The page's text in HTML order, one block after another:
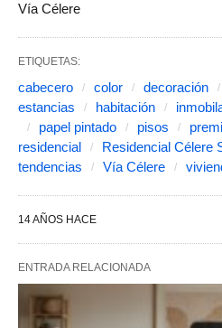
Vía Célere
ETIQUETAS:
cabecero color decoración
estancias
habitación
papel pintado
pisos
residencial
Residencial Célere
tendencias
Vía Célere
14 AÑOS HACE
ENTRADA RELACIONADA